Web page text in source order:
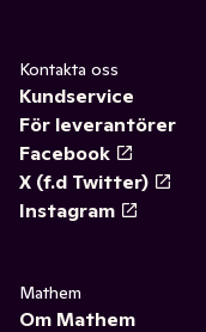
Kontakta oss
Kundservice
För leverantörer
Facebook
X (f.d Twitter)
Instagram
Mathem
Om Mathem